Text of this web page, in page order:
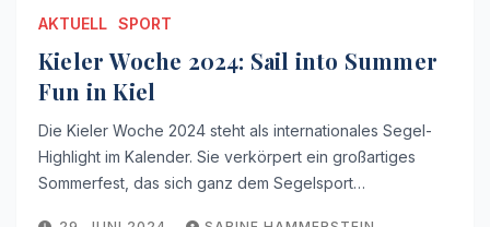
AKTUELL SPORT
Kieler Woche 2024: Sail into Summer
Fun in Kiel
Die Kieler Woche 2024 steht als internationales Segel-
Highlight im Kalender. Sie verkörpert ein großartiges
Sommerfest, das sich ganz dem Segelsport…